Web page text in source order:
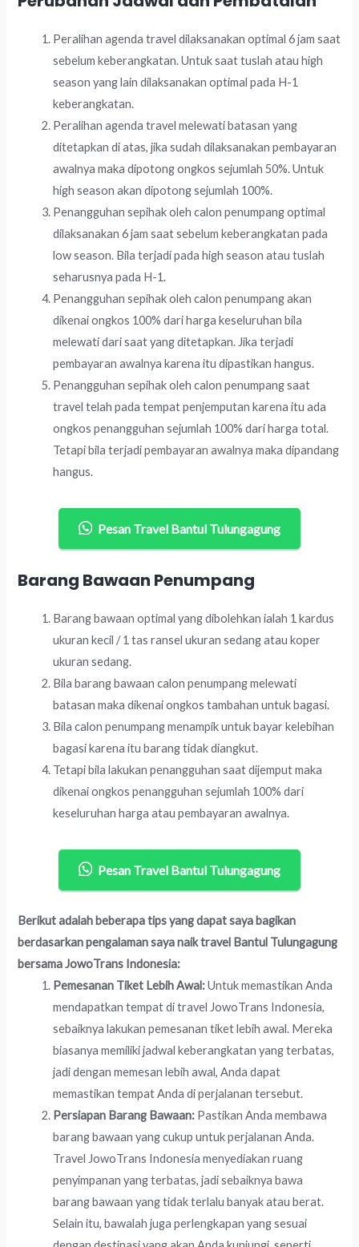
Peralihan agenda travel dilaksanakan optimal 6 jam saat
sebelum keberangkatan. Untuk saat tuslah atau high
season yang lain dilaksanakan optimal pada H-1
keberangkatan.
Peralihan agenda travel melewati batasan yang
ditetapkan di atas, jika sudah dilaksanakan pembayaran
awalnya maka dipotong ongkos sejumlah 50%. Untuk
high season akan dipotong sejumlah 100%.
Penangguhan sepihak oleh calon penumpang optimal
dilaksanakan 6 jam saat sebelum keberangkatan pada
low season. Bila terjadi pada high season atau tuslah
seharusnya pada H-1.
Penangguhan sepihak oleh calon penumpang akan
dikenai ongkos 100% dari harga keseluruhan bila
melewati dari saat yang ditetapkan. Jika terjadi
pembayaran awalnya karena itu dipastikan hangus.
Penangguhan sepihak oleh calon penumpang saat
travel telah pada tempat penjemputan karena itu ada
ongkos penangguhan sejumlah 100% dari harga total.
Tetapi bila terjadi pembayaran awalnya maka dipandang
hangus.
Pesan Travel Bantul Tulungagung
Barang Bawaan Penumpang
Barang bawaan optimal yang dibolehkan ialah 1 kardus
ukuran kecil / 1 tas ransel ukuran sedang atau koper
ukuran sedang.
Bila barang bawaan calon penumpang melewati
batasan maka dikenai ongkos tambahan untuk bagasi.
Bila calon penumpang menampik untuk bayar kelebihan
bagasi karena itu barang tidak diangkut.
Tetapi bila lakukan penangguhan saat dijemput maka
dikenai ongkos penangguhan sejumlah 100% dari
keseluruhan harga atau pembayaran awalnya.
Pesan Travel Bantul Tulungagung
Berikut adalah beberapa tips yang dapat saya bagikan
berdasarkan pengalaman saya naik travel Bantul Tulungagung
bersama JowoTrans Indonesia:
Pemesanan Tiket Lebih Awal:Untuk memastikan Anda
mendapatkan tempat di travel JowoTrans Indonesia,
sebaiknya lakukan pemesanan tiket lebih awal. Mereka
biasanya memiliki jadwal keberangkatan yang terbatas,
jadi dengan memesan lebih awal, Anda dapat
memastikan tempat Anda di perjalanan tersebut.
Persiapan Barang Bawaan: Pastikan Anda membawa
barang bawaan yang cukup untuk perjalanan Anda.
Travel JowoTrans Indonesia menyediakan ruang
penyimpanan yang terbatas, jadi sebaiknya bawa
barang bawaan yang tidak terlalu banyak atau berat.
Selain itu, bawalah juga perlengkapan yang sesuai